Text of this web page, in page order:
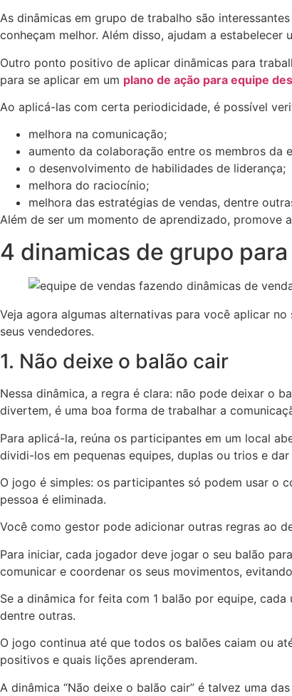
As dinâmicas em grupo de trabalho são
conheçam melhor. Além disso, ajudam a
Outro ponto positivo de aplicar dinâmicas para
para se aplicar em um plano de ação para equipe
Ao aplicá-las com certa periodicidade, é possível
melhora na comunicação;
aumento da colaboração entre os membros da
o desenvolvimento de habilidades de liderança;
melhora do raciocínio;
melhora das estratégias de vendas, dentre
Além de ser um momento de aprendizado, promove
4 dinamicas de grupo
Veja agora algumas alternativas para você aplicar
seus vendedores.
1. Não deixe o balão cair
Nessa dinâmica, a regra é clara: não pode deixar o
divertem, é uma boa forma de trabalhar a
Para aplicá-la, reúna os participantes em um local
dividi-los em pequenas equipes, duplas ou trios e
O jogo é simples: os participantes só podem usar o
pessoa é eliminada.
Você como gestor pode adicionar outras regras ao
Para iniciar, cada jogador deve jogar o seu balão
comunicar e coordenar os seus movimentos,
Se a dinâmica for feita com 1 balão por equipe,
dentre outras.
O jogo continua até que todos os balões caiam ou
positivos e quais lições aprenderam.
A dinâmica “Não deixe o balão cair” é talvez uma